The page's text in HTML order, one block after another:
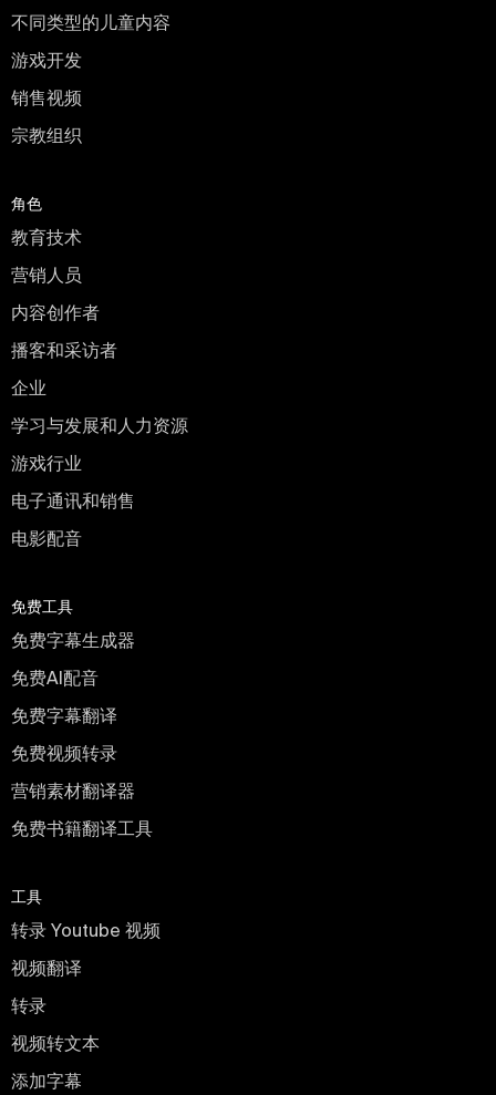
不同类型的儿童内容
游戏开发
销售视频
宗教组织
角色
教育技术
营销人员
内容创作者
播客和采访者
企业
学习与发展和人力资源
游戏行业
电子通讯和销售
电影配音
免费工具
免费字幕生成器
免费AI配音
免费字幕翻译
免费视频转录
营销素材翻译器
免费书籍翻译工具
工具
转录 Youtube 视频
视频翻译
转录
视频转文本
添加字幕